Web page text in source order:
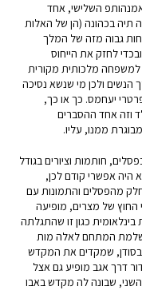
השלישי, אחד
בכהונה (הן של האלות
גבוה מזה של המלך
לחזק את הייחוס
מלכותית מקורית
ולכן מי שנשא נסיכה
יעחמס. כך או כך,
אחד ההסברים
ממנו, עליו.
חותמות וציורים בגודל
אפשרי קודם לכן,
מהפסלים והתמונות עם
של מצרים, מופיעה
כגון זו שהתגלתה
המתחם לאלה מות
שמקדים את המקדש
סידור דרך אגב מופיע גם אצל
שבונה לה מקדש באבו